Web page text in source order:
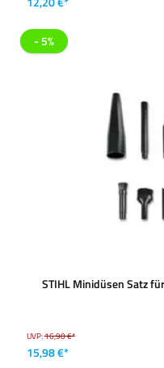
- 5%
STIHL Minidüsen Satz
UVP:16,90 €*
15,98 €*